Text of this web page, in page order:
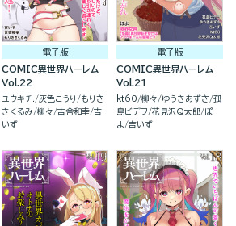
電子版
COMIC異世界ハーレム
Vol.22
ユウキチ. 灰色こうり
もりさ
きくるみ 柳々 吉舎和幸 吉
いず
電子版
COMIC異世界ハーレム
Vol.21
kt60 柳々 ゆうきあずさ 孤
島ビデヲ 花見沢Q太郎 ぽ
よ 吉いず